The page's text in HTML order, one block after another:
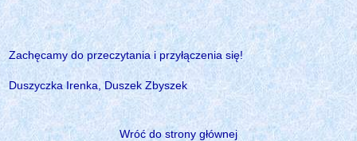
Zachęcamy do przeczytania i przyłączenia się!
Duszyczka Irenka, Duszek Zbyszek
Wróć do strony głównej